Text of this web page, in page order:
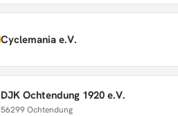
Cyclemania e.V.
DJK Ochtendung 1920 e.V.
56299 Ochtendung